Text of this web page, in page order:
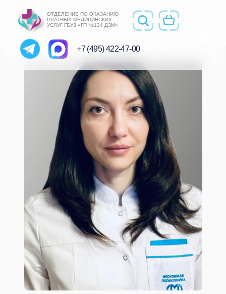
+7 (495) 422-47-00
ОТДЕЛЕНИЕ ПО ОКАЗАНИЮ
ПЛАТНЫХ МЕДИЦИНСКИХ
УСЛУГ ГБУЗ «ГП №134 ДЗМ»